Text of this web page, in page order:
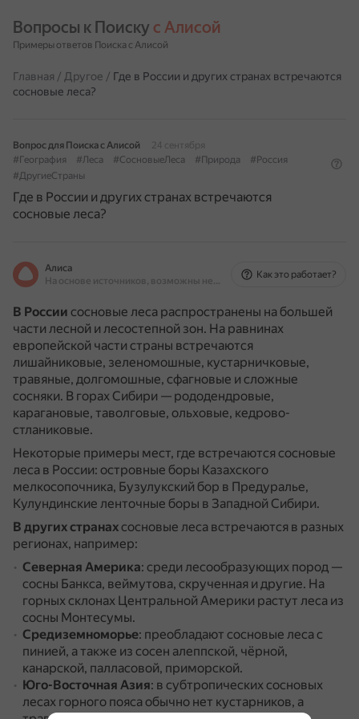
Вопросы к Поиску с Алисой
Примеры ответов Поиска с Алисой
Главная / Другое / Где в России и других странах встречаются
сосновые леса?
Вопрос для Поиска с Алисой
24 сентября
#География
#Леса #СосновыеЛеса #Природа
#Россия
#ДругиеСтраны
Где в России и других странах встречаются
сосновые леса?
Алиса
На основе источников, возможны неточности
Как это работает?
В России сосновые леса распространены на большей
части лесной и лесостепной зон. На равнинах
европейской части страны встречаются
лишайниковые, зеленомошные, кустарничковые,
травяные, долгомошные, сфагновые и сложные
сосняки. В горах Сибири — рододендровые,
карагановые, таволговые, ольховые, кедрово-
стланиковые.
Некоторые примеры мест, где встречаются сосновые
леса в России: островные боры Казахского
мелкосопочника, Бузулукский бор в Предуралье,
Кулундинские ленточные боры в Западной Сибири.
В других странахсосновые леса встречаются в разных
регионах, например:
Северная Америка: среди лесообразующих пород —
сосны Банкса, веймутова, скрученная и другие. На
горных склонах Центральной Америки растут леса из
сосны Монтесумы.
Средиземноморье: преобладают сосновые леса с
пинией, а также из сосен алеппской, чёрной,
канарской, палласовой, приморской.
Юго-Восточная Азия: в субтропических сосновых
лесах горного пояса обычно нет кустарников, а